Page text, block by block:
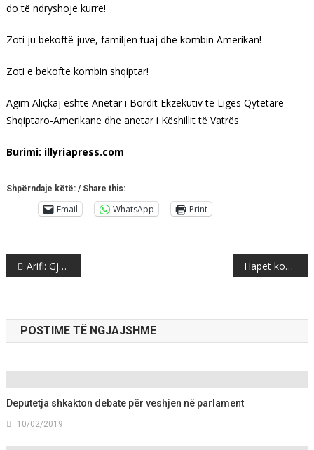
do të ndryshojë kurrë!
Zoti ju bekoftë juve, familjen tuaj dhe kombin Amerikan!
Zoti e bekoftë kombin shqiptar!
Agim Aliçkaj është Anëtar i Bordit Ekzekutiv të Ligës Qytetare
Shqiptaro-Amerikane dhe anëtar i Këshillit të Vatrës
Burimi: illyriapress.com
Shpërndaje këtë: / Share this:
Email WhatsApp Print
Post
navigation
Arifi: Gjashtë raste të të infektuarve me COVID-19 në Tetovë Hapet konkurs për ambasadorë – “Kaloi koha kur ata zgjidheshin në tavolinën e ministrit”
POSTIME TË NGJAJSHME
Deputetja shkakton debate për veshjen në parlament
10/02/2019